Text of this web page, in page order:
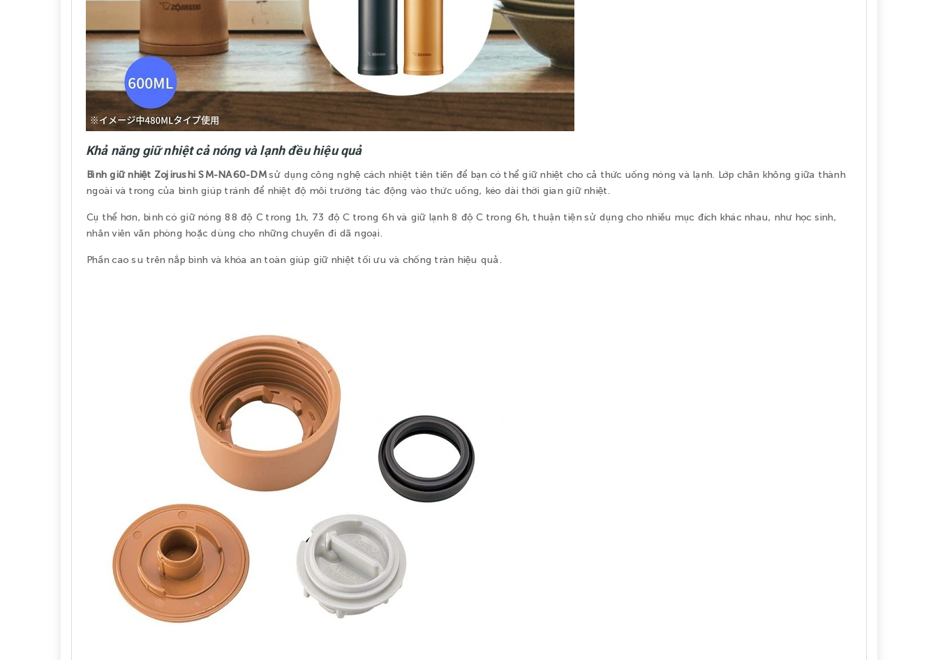
Khả năng giữ nhiệt cả nóng và lạnh đều hiệu quả
Bình giữ nhiệt Zojirushi SM-NA60-DMsử dụng công nghệ cách nhiệt tiên tiến để bạn có thể giữ nhiệt cho cả thức uống nóng và lạnh. Lớp chân không giữa thành
ngoài và trong của bình giúp tránh để nhiệt độ môi trường tác động vào thức uống, kéo dài thời gian giữ nhiệt.
Cụ thể hơn, bình có giữ nóng 88 độ C trong 1h, 73 độ C trong 6h và giữ lạnh 8 độ C trong 6h, thuận tiện sử dụng cho nhiều mục đích khác nhau, như học sinh,
nhân viên văn phòng hoặc dùng cho những chuyến đi dã ngoại.
Phần cao su trên nắp bình và khóa an toàn giúp giữ nhiệt tối ưu và chống tràn hiệu quả.